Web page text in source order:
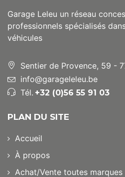
Garage Leleu un réseau
professionnels spécialisés
véhicules
Sentier de Provence, 59 -
info@garageleleu.be
Tél. +32 (0)56 55 91 03
PLAN DU SITE
Accueil
À propos
Achat/Vente toutes marques